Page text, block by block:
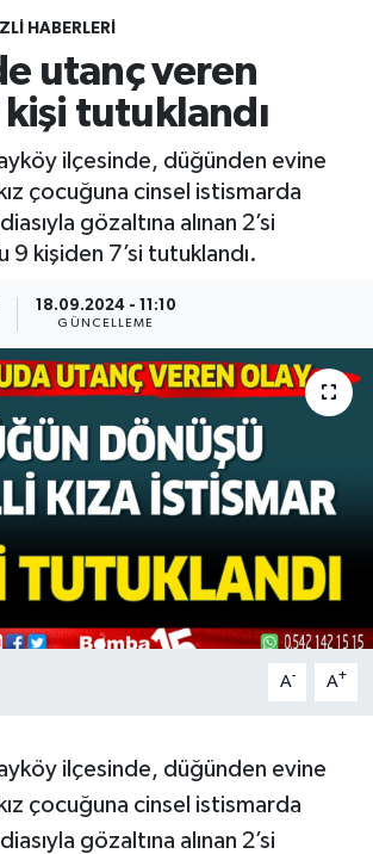
HABERLERİ
utanç veren
tutuklandı
ilçesinde, düğünden evine
çocuğuna cinsel istismarda
gözaltına alınan 2’si
9 kişiden 7’si tutuklandı.
18.09.2024 - 11:10
GÜNCELLEME
A- A+
ilçesinde, düğünden evine
çocuğuna cinsel istismarda
gözaltına alınan 2’si